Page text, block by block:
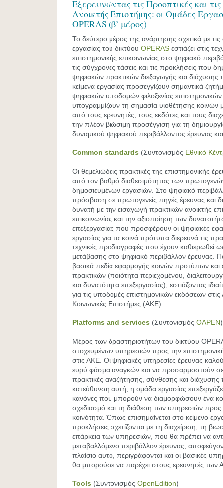
Εξερευνώντας τις Προοπτικές και
Ανοικτής Επιστήμης: οι Ομάδες
OPERAS (β’ μέρος)
Το δεύτερο μέρος της ανάρτησης σχετικά με τις
εργασίας του δικτύου OPERAS εστιάζει στις
επιστημονικής επικοινωνίας στο ψηφιακό
τις σύγχρονες τάσεις και τις προκλήσεις που
ψηφιακών πρακτικών διεξαγωγής και διάχυσης
κείμενα εργασίας προσεγγίζουν σημαντικά
ψηφιακών υποδομών φιλοξενίας
υπογραμμίζουν τη σημασία υιοθέτησης
από τους ερευνητές, τους εκδότες και τους
την πλέον βιώσιμη προσέγγιση για τη
δυναμικού ψηφιακού περιβάλλοντος έρευνας και
Common standards (Συντονισμός Εθνικό
Οι θεμελιώδεις πρακτικές της επιστημονικής
από τον βαθμό διαθεσιμότητας των
δημοσιευμένων εργασιών. Στο ψηφιακό
πρόσβαση σε πρωτογενείς πηγές έρευνας και
δυνατή με την εισαγωγή πρακτικών ανοικτής
επικοινωνίας και την αξιοποίηση των
επεξεργασίας που προσφέρουν οι ψηφιακές
εργασίας για τα κοινά πρότυπα διερευνά τις
τεχνικές προδιαγραφές που έχουν καθιερωθεί
μετάβασης στο ψηφιακό περιβάλλον έρευνας.
βασικά πεδία εφαρμογής κοινών προτύπων και
πρακτικών (ποιότητα περιεχομένου,
και δυνατότητα επεξεργασίας), εστιάζοντας
για τις υποδομές επιστημονικών εκδόσεων στις
Κοινωνικές Επιστήμες (ΑΚΕ)
Platforms and services (Συντονισμός OAPEN)
Μέρος των δραστηριοτήτων του δικτύου
στοχευμένων υπηρεσιών προς την
στις ΑΚΕ. Οι ψηφιακές υπηρεσίες έρευνας
ευρύ φάσμα αναγκών και να προσαρμοστούν σε
πρακτικές αναζήτησης, σύνθεσης και διάχυσης
κατεύθυνση αυτή, η ομάδα εργασίας
κανόνες που μπορούν να διαμορφώσουν ένα
σχεδιασμό και τη διάθεση των υπηρεσιών προς
κοινότητα. Όπως επισημαίνεται στο κείμενο
προκλήσεις σχετίζονται με τη διαχείριση, τη
επάρκεια των υπηρεσιών, που θα πρέπει να
μεταβαλλόμενο περιβάλλον έρευνας,
πλαίσιο αυτό, περιγράφονται και οι βασικές
θα μπορούσε να παρέχει στους ερευνητές των
Tools (Συντονισμός OpenEdition)